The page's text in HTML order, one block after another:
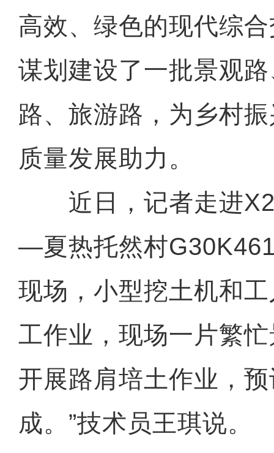
高效、绿色的现代综
谋划建设了一批景观
路、旅游路，为乡村
质量发展助力。
近日，记者走进
—夏热托然村
现场，小型挖土机和
工作业，现场一片繁
开展路肩培土作业，
成。”技术员王琪说。